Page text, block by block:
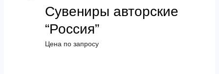
Сувениры авторские
“Россия”
Цена по запросу